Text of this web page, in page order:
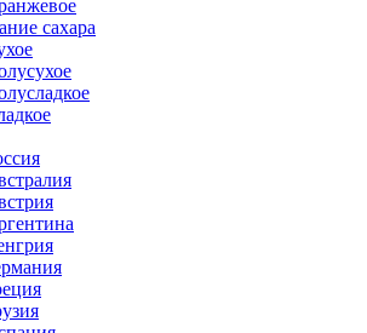
сахара